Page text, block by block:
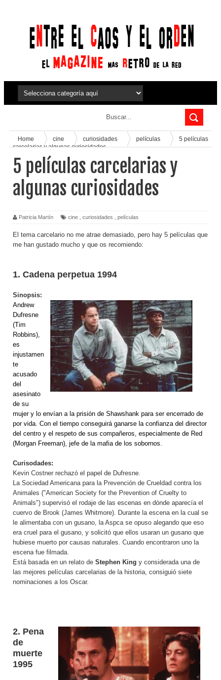
Home cine curiosidades películas
5 películas
carcelarias y algunas curiosidades
5 películas carcelarias y
algunas curiosidades
Patricia Martín cine curiosidades películas
El tema carcelario no me atrae demasiado, pero hay 5 películas que
me han gustado mucho y que os recomiendo:
1. Cadena perpetua 1994
Sinopsis:
Andrew
Dufresne
(Tim
Robbins),
es
injustamen
te
acusado
del
asesinato
de su
mujer y lo envían a la prisión de Shawshank para ser encerrado de
por vida. Con el tiempo conseguirá ganarse la confianza del director
del centro y el respeto de sus compañeros, especialmente de Red
(Morgan Freeman), jefe de la mafia de los sobornos.
Curisodades:
Kevin Costner rechazó el papel de Dufresne.
La Sociedad Americana para la Prevención de Crueldad contra los
Animales ("American Society for the Prevention of Cruelty to
Animals") supervisó el rodaje de las escenas en dónde aparecía el
cuervo de Brook (James Whitmore). Durante la escena en la cual se
le alimentaba con un gusano, la Aspca se opuso alegando que eso
era cruel para el gusano, y solicitó que ellos usaran un gusano que
hubiese muerto por causas naturales. Cuando encontraron uno la
escena fue filmada.
Está basada en un relato de Stephen King y considerada una de
las mejores películas carcelarias de la historia, consiguió siete
nominaciones a los Oscar.
2. Pena
de
muerte
1995